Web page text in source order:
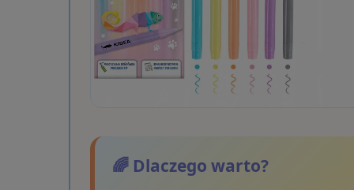
🌈 Dlaczego warto?